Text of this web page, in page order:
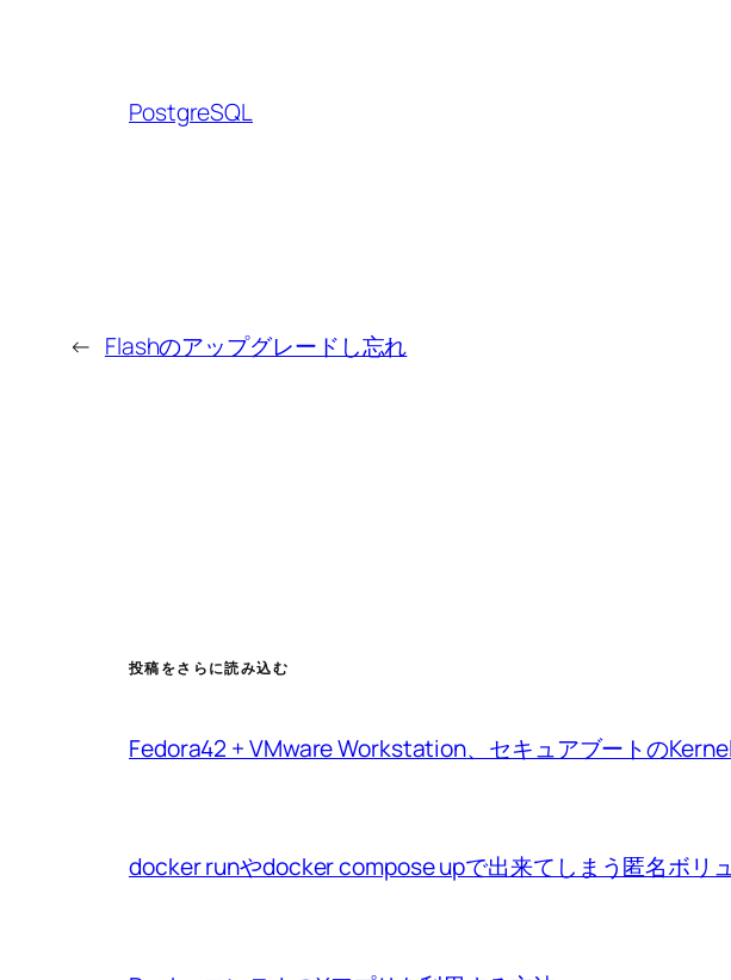
PostgreSQL
← Flashのアップグレードし忘れ
投稿をさらに読み込む
Fedora42 + VMware Workstation、セキュアブートの
docker runやdocker compose upで出来てしまう匿名ボリ